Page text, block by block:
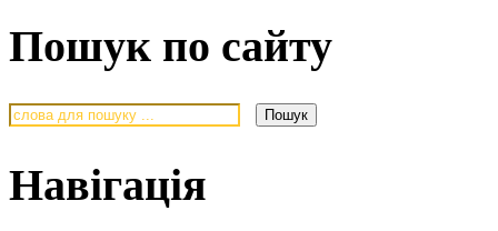
Пошук по сайту
Навігація